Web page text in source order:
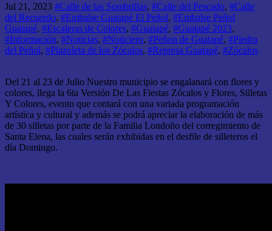
Jul 21, 2023 #Calle de las Sombrillas, #Calle del Pescado, #Calle
del Recuerdo, #Embalse Guatapé El Peñol, #Embalse Peñol
Guatapé, #Escaleras de Colores, #Guatapé, #Guatapé 2023,
#Información, #Noticias, #Noticiero, #Peñon de Guatapé, #Piedra
del Peñol, #Plazoleta de los Zócalos, #Represa Guatapé, #Zócalos
Del 21 al 23 de Julio Nuestro municipio se engalanará con flores y
colores, llega la 6ta Versión De Las Fiestas Zócalos y Flores, Silletas
Y Colores, evento que contará con una variada programación
artística y cultural y además se podrá apreciar la elaboración de más
de 30 silletas por parte de la Familia Londoño del corregimiento de
Santa Elena, las cuales serán exhibidas en el desfile de silleteros el
día Domingo.